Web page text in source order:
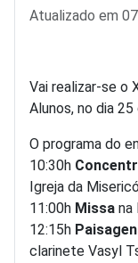
Detalhes
Atualizado em
Vai realizar-se o
Alunos, no dia 25
O programa do
10:30h
Igreja da
11:00h Missa na
12:15h
clarinete Vasyl